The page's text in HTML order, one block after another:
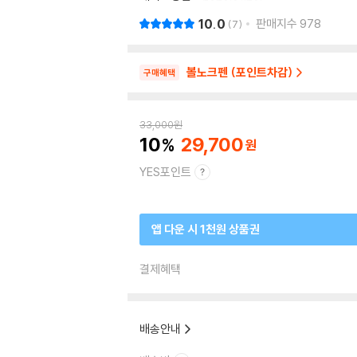
10.0 7 판매지수 978
구매혜택 볼노크펜 (포인트차감)
33,000원
10 29,700
YES포인트
앱 다운 시 1천원 상품권
결제혜택
배송안내